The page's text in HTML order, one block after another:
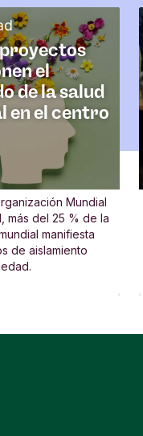
el
de la salud
en el centro
Mundial
más del 25 % de la
manifiesta
de aislamiento